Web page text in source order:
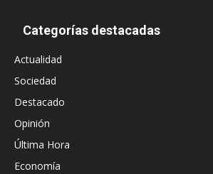
Categorías destacadas
Actualidad
Sociedad
Destacado
Opinión
Última Hora
Economía